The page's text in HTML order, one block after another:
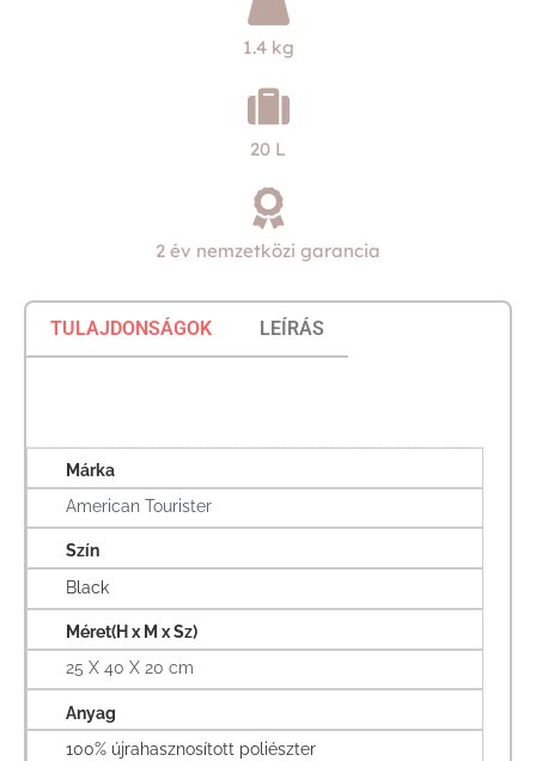
1.4 kg
20 L
2 év nemzetközi garancia
TULAJDONSÁGOK LEÍRÁS
Márka
American Tourister
Szín
Black
Méret(H x M x Sz)
25 X 40 X 20 cm
Anyag
100% újrahasznosított poliészter